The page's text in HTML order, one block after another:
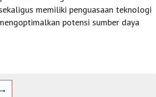
memiliki penguasaan teknologi
potensi sumber daya